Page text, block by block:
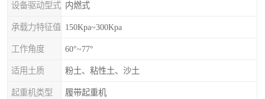
设备驱动型式 内燃式
承载力特征值 150Kpa~300Kpa
工作角度 60°~77°
适用土质 粉土、粘性土、沙土
起重机类型 履带起重机